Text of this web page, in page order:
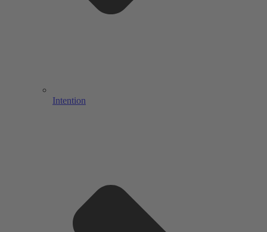
Intention